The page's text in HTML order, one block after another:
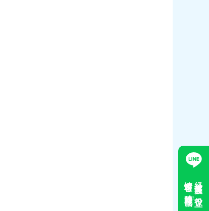
経営支援に役立つ
情報を随時配信